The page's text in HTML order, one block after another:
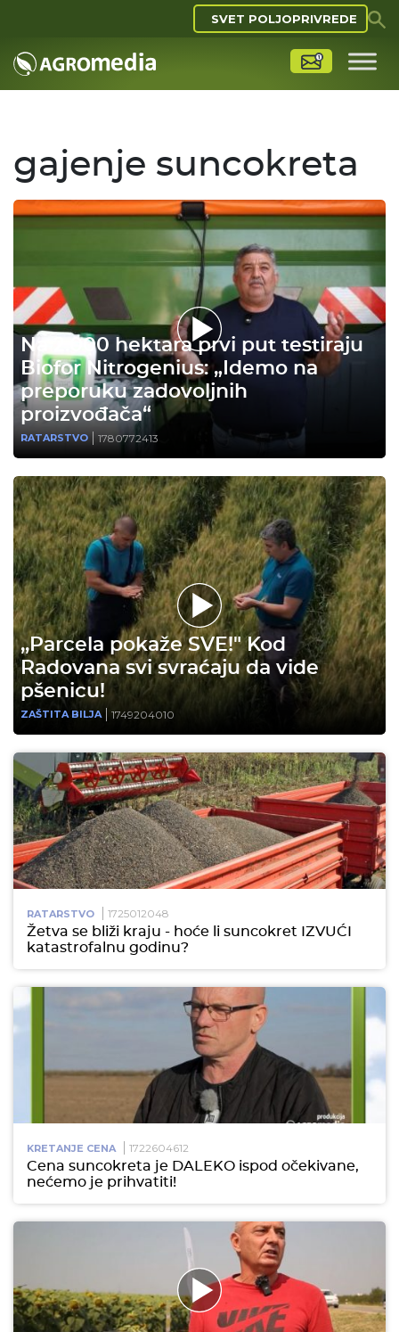
SVET POLJOPRIVREDE
gajenje suncokreta
Na 2.000 hektara prvi put testiraju
Biofor Nitrogenius: „Idemo na
preporuku zadovoljnih
proizvođača“
RATARSTVO 1780772413
,,Parcela pokaže SVE!" Kod
Radovana svi svraćaju da vide
pšenicu!
ZAŠTITA BILJA 1749204010
RATARSTVO 1725012048
Žetva se bliži kraju - hoće li suncokret IZVUĆI
katastrofalnu godinu?
KRETANJE CENA 1722604612
Cena suncokreta je DALEKO ispod očekivane,
nećemo je prihvatiti!